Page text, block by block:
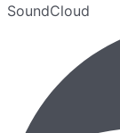
SoundCloud